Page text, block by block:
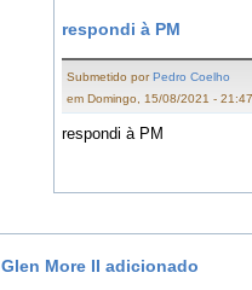
respondi à PM
Submetido porPedro Coelho
em Domingo, 15/08/2021 -
respondi à PM
Glen More II adicionado